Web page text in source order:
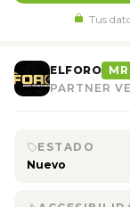
Tus
ELFORO MR
PARTNER
ESTADO
Nuevo